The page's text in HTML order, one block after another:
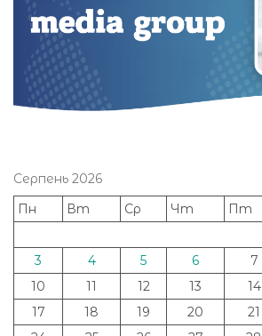
Серпень 2026
Пн
Вт Ср Чт Пт
3
4 5 6 7
10
11 12 13 14
17
18 19 20 21